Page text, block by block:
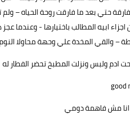
حتي بعد ما فارقت روحة الحياه –
اجزاء ابيه المطالب باختيارها - وعندما
– والقي المخدة علي وحهة محاولا
ادم ولبس ونزلت المطبخ تحضر الفطار له
مش فاهمة دومي